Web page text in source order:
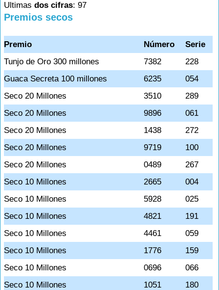
Ultimas dos cifras: 97
Premios secos
Premio Número
Serie
Tunjo de Oro 300 millones
7382
228
Guaca Secreta 100 millones
6235
054
Seco 20 Millones
3510
289
Seco 20 Millones
9896
061
Seco 20 Millones
1438
272
Seco 20 Millones
9719
100
Seco 20 Millones
0489
267
Seco 10 Millones
2665
004
Seco 10 Millones
5928
025
Seco 10 Millones
4821
191
Seco 10 Millones
4461
059
Seco 10 Millones
1776
159
Seco 10 Millones
0696
066
Seco 10 Millones
1051
180